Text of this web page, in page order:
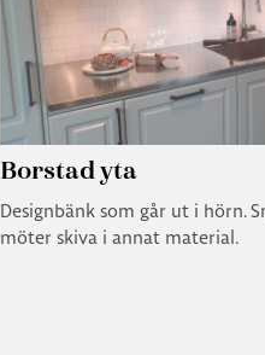
Borstad yta
Designbänk som går ut i hörn.
möter skiva i annat material.